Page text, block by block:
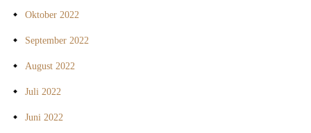
Oktober 2022
September 2022
August 2022
Juli 2022
Juni 2022